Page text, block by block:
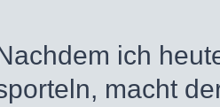
ich
macht